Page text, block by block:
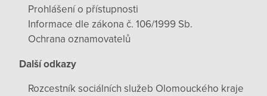
Prohlášení o přístupnosti
Informace dle zákona č. 106/1999 Sb.
Ochrana oznamovatelů
Další odkazy
Rozcestník sociálních služeb Olomouckého kraje